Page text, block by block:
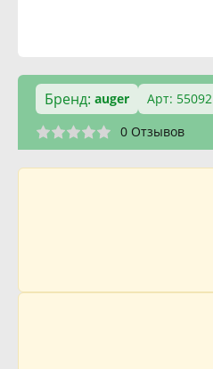
Бренд: auger
Арт: 55092
0 Отзывов